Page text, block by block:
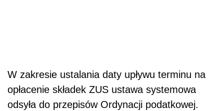
W zakresie ustalania daty upływu terminu na
opłacenie składek ZUS ustawa systemowa
odsyła do przepisów Ordynacji podatkowej.